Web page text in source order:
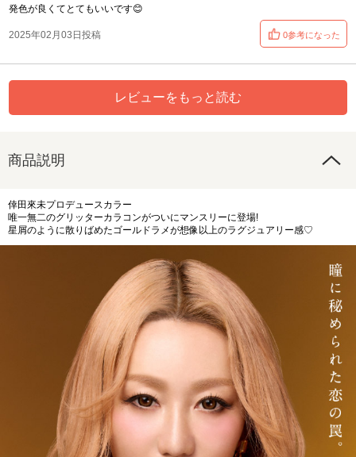
発色が良くてとてもいいです😊
2025年02月03日投稿 0参考になった
レビューをもっと読む
商品説明
倖田來未プロデュースカラー
唯一無二のグリッターカラコンがついにマンスリーに登場!
星屑のように散りばめたゴールドラメが想像以上のラグジュアリー感♡